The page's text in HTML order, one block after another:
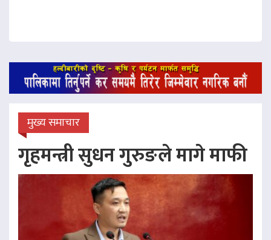
मुख्य समाचार
गृहमन्त्री सुधन गुरुङले मागे माफी